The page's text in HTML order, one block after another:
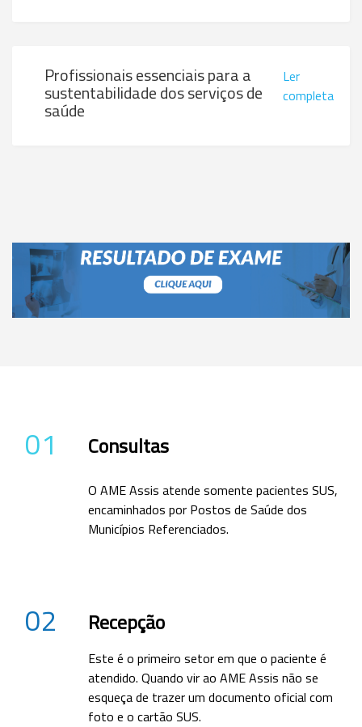
Profissionais essenciais para a
sustentabilidade dos serviços de
saúde
Ler
completa
01 Consultas
O AME Assis atende somente pacientes SUS,
encaminhados por Postos de Saúde dos
Municípios Referenciados.
02 Recepção
Este é o primeiro setor em que o paciente é
atendido. Quando vir ao AME Assis não se
esqueça de trazer um documento oficial com
foto e o cartão SUS.